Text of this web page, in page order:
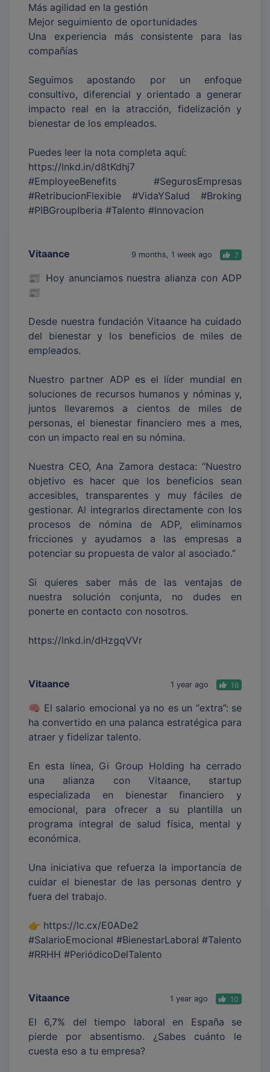
Más agilidad en la gestión
Mejor seguimiento de oportunidades
Una experiencia más consistente para las
compañías
Seguimos apostando por un enfoque
consultivo, diferencial y orientado a generar
impacto real en la atracción, fidelización y
bienestar de los empleados.
Puedes leer la nota completa aquí:
https://lnkd.in/d8tKdhj7
#EmployeeBenefits #SegurosEmpresas
#RetribucionFlexible #VidaYSalud #Broking
#PIBGroupIberia #Talento #Innovacion
Vitaance 9 months, 1 week ago 7
📰 Hoy anunciamos nuestra alianza con ADP
📰
Desde nuestra fundación Vitaance ha cuidado
del bienestar y los beneficios de miles de
empleados.
Nuestro partner ADP es el líder mundial en
soluciones de recursos humanos y nóminas y,
juntos llevaremos a cientos de miles de
personas, el bienestar financiero mes a mes,
con un impacto real en su nómina.
Nuestra CEO, Ana Zamora destaca: “Nuestro
objetivo es hacer que los beneficios sean
accesibles, transparentes y muy fáciles de
gestionar. Al integrarlos directamente con los
procesos de nómina de ADP, eliminamos
fricciones y ayudamos a las empresas a
potenciar su propuesta de valor al asociado.”
Si quieres saber más de las ventajas de
nuestra solución conjunta, no dudes en
ponerte en contacto con nosotros.
https://lnkd.in/dHzgqVVr
Vitaance 1 year ago 16
🧠 El salario emocional ya no es un “extra”: se
ha convertido en una palanca estratégica para
atraer y fidelizar talento.
En esta línea, Gi Group Holding ha cerrado
una alianza con Vitaance, startup
especializada en bienestar financiero y
emocional, para ofrecer a su plantilla un
programa integral de salud física, mental y
económica.
Una iniciativa que refuerza la importancia de
cuidar el bienestar de las personas dentro y
fuera del trabajo.
👉 https://lc.cx/E0ADe2
#SalarioEmocional #BienestarLaboral #Talento
#RRHH #PeriódicoDelTalento
Vitaance 1 year ago 10
El 6,7% del tiempo laboral en España se
pierde por absentismo. ¿Sabes cuánto le
cuesta eso a tu empresa?